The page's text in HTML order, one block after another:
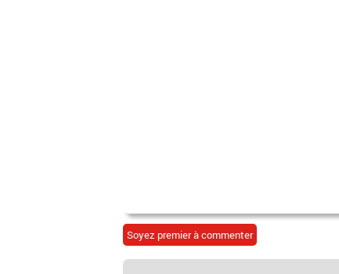
Soyez premier à commenter